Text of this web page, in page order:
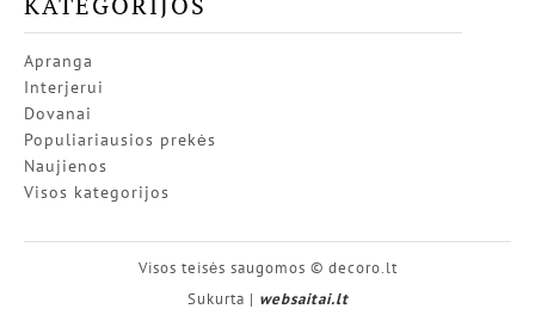
Apranga
Interjerui
Dovanai
Populiariausios prekės
Naujienos
Visos kategorijos
Visos teisės saugomos © decoro.lt
Sukurta | websaitai.lt